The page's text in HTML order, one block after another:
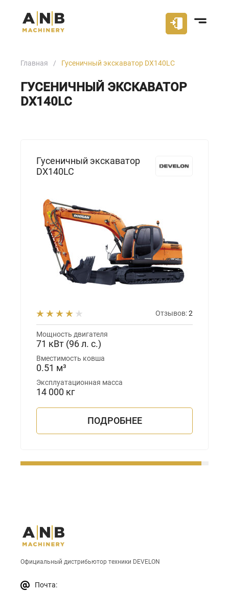
Главная Гусеничный экскаватор DX140LC
ГУСЕНИЧНЫЙ ЭКСКАВАТОР
DX140LC
Гусеничный экскаватор
DX140LC
Отзывов:2
Мощность двигателя
71 кВт (96 л. с.)
Вместимость ковша
0.51 м³
Эксплуатационная масса
14 000 кг
ПОДРОБНЕЕ
Официальный дистрибьютор техники DEVELON
Почта: